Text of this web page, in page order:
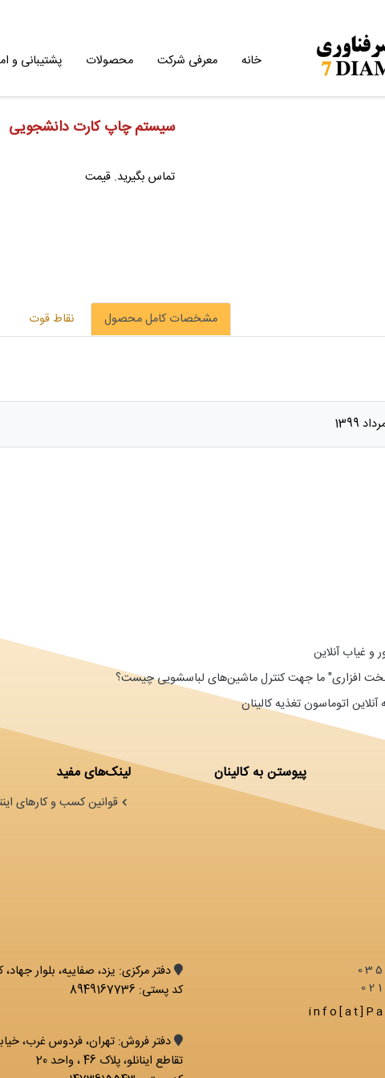
خانه معرفی شرکت محصولات پشتیبانی و
سیستم چاپ کارت دانشجویی
تماس بگیرید. قیمت
مشخصات کامل محصول نقاط قوت
و غیاب آنلاین
سخت افزاری" ما جهت کنترل ماشین‌های لباسشویی چیست؟
اتوماسون تغذیه کالینان
پیوستن به کالینان لینک‌های مفید
قوانین کسب و کارهای
دفتر مرکزی: يزد، صفاییه، بلوار جهاد،
کد پستی: 8949167736
دفتر فروش: تهران، فردوس غرب،
تقاطع اینانلو، پلاک 46 ، واحد 20